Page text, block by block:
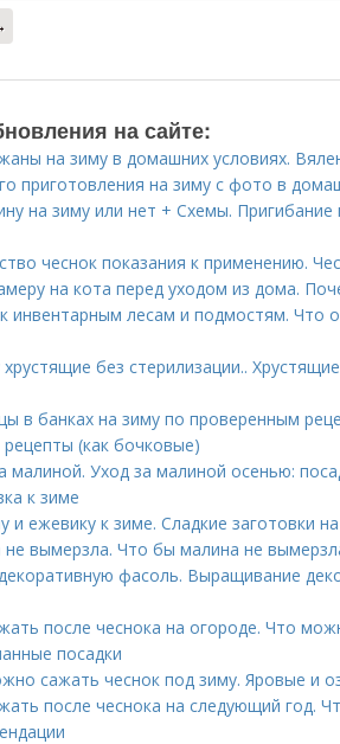
на сайте:
на зиму в домашних условиях.
приготовления на зиму с фото в
на зиму или нет + Схемы.
чеснок показания к применению.
на кота перед уходом из дома.
инвентарным лесам и подмостям. Что
без стерилизации..
в банках на зиму по проверенным
(как бочковые)
малиной. Уход за малиной осенью:
к зиме
и ежевику к зиме. Сладкие заготовки
вымерзла. Что бы малина не
фасоль. Выращивание
после чеснока на огороде. Что
посадки
сажать чеснок под зиму. Яровые и
после чеснока на следующий год.